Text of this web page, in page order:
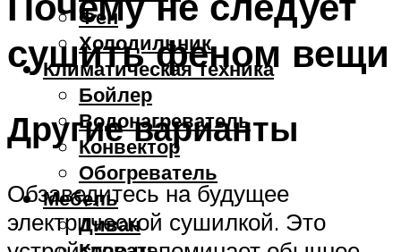
Фен
Холодильник
Климатическая техника
Бойлер
Водонагреватель
Конвектор
Обогреватель
Мебель
Диван
сушить феном вещи
Другие варианты
Обзаведитесь на будущее
электрической сушилкой. Это